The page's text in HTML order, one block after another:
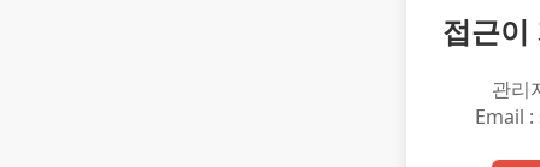
접근이
관리
Email